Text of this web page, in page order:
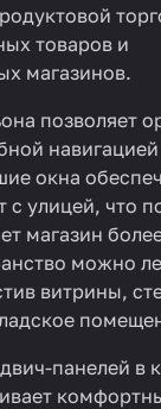
товаров и
магазинов.
позволяет
окна
с улицей, что
магазин
можно
витрины,
панелей в